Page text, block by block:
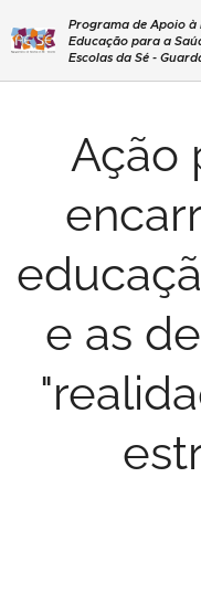
Programa de Apoio à
Educação para a
Escolas da Sé -
Ação
e as